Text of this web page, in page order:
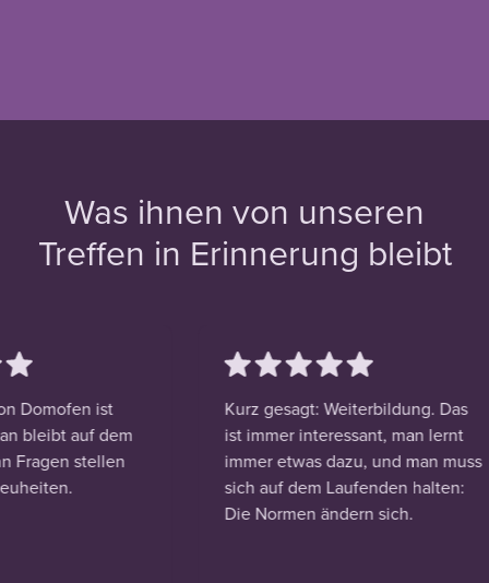
Was ihnen von unseren
Treffen in Erinnerung bleibt
Domofen ist
bleibt auf dem
Fragen stellen
Kurz gesagt: Weiterbildung. Das
ist immer interessant, man lernt
immer etwas dazu, und man muss
sich auf dem Laufenden halten:
Die Normen ändern sich.